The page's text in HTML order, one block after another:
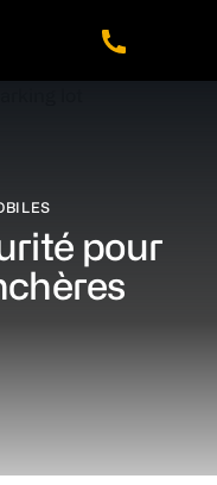
pour